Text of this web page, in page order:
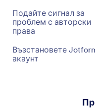
Подайте сигнал за
проблем с авторски
права
Възстановете
акаунт